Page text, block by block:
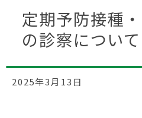
定期予防接種
の診察について
2025年3月13日